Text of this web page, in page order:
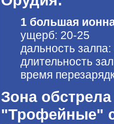
1 большая
ущерб: 20-25
дальность
длительность
время
Зона
"Трофейные"